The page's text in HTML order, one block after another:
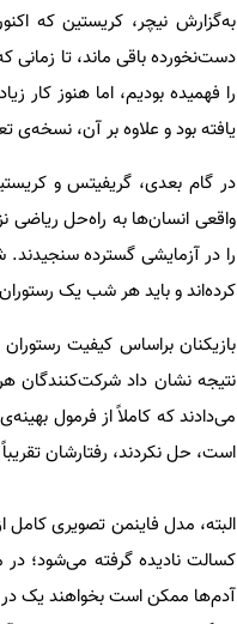
دست‌نخورده باقی ماند، تا زمانی
را فهمیده بودیم، اما هنوز کار
یافته بود و علاوه بر آن، نسخه‌ی
در گام بعدی، گریفیتس و
را در آزمایشی گسترده
کرده‌اند و باید هر شب یک
نتیجه نشان داد شرکت‌کنندگان
می‌دادند که کاملاً از فرمول
است، حل نکردند، رفتارشان
البته، مدل فاینمن تصویری
کسالت نادیده گرفته می‌شود؛
آدم‌ها ممکن است بخواهند یک در